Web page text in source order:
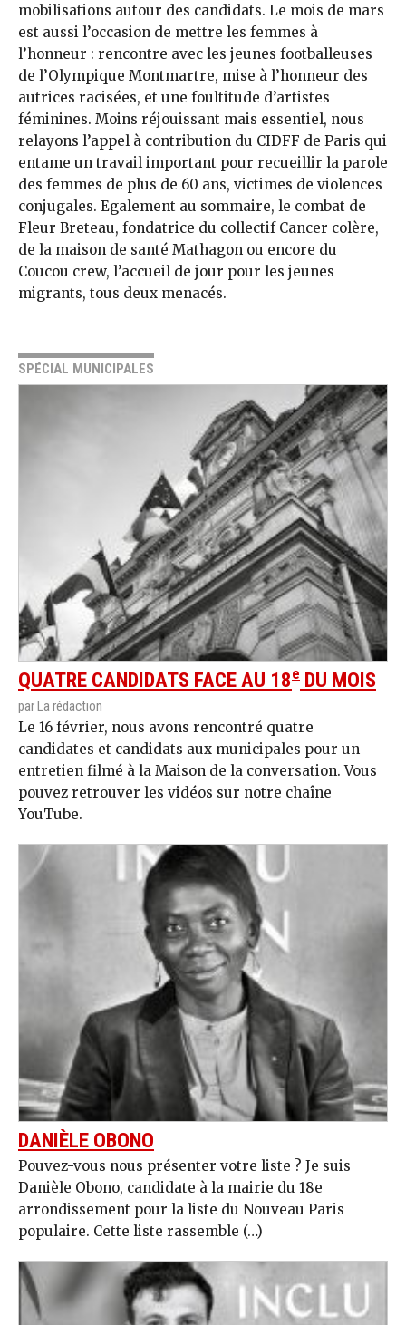
mobilisations autour des candidats. Le mois de mars
est aussi l’occasion de mettre les femmes à
l’honneur : rencontre avec les jeunes footballeuses
de l’Olympique Montmartre, mise à l’honneur des
autrices racisées, et une foultitude d’artistes
féminines. Moins réjouissant mais essentiel, nous
relayons l’appel à contribution du CIDFF de Paris qui
entame un travail important pour recueillir la parole
des femmes de plus de 60 ans, victimes de violences
conjugales. Egalement au sommaire, le combat de
Fleur Breteau, fondatrice du collectif Cancer colère,
de la maison de santé Mathagon ou encore du
Coucou crew, l’accueil de jour pour les jeunes
migrants, tous deux menacés.
SPÉCIAL MUNICIPALES
QUATRE CANDIDATS FACE AU 18e DU MOIS
par La rédaction
Le 16 février, nous avons rencontré quatre
candidates et candidats aux municipales pour un
entretien filmé à la Maison de la conversation. Vous
pouvez retrouver les vidéos sur notre chaîne
YouTube.
DANIÈLE OBONO
Pouvez-vous nous présenter votre liste ? Je suis
Danièle Obono, candidate à la mairie du 18e
arrondissement pour la liste du Nouveau Paris
populaire. Cette liste rassemble (…)